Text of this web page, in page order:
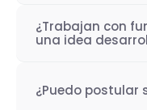
Un Startup
de construir
con experiencia.
¿Trabajan con
una idea
Startup Studio
¿Puedo postular